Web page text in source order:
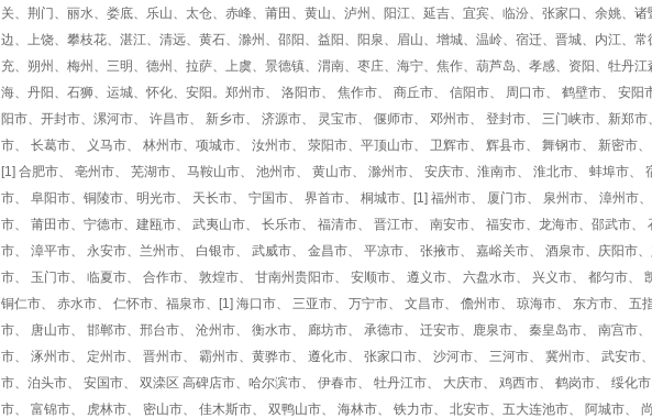
关、荆门、丽水、娄底、乐山、太仓、赤峰、莆田、黄山、泸州、阳江、延吉、宜宾、临汾、张家口、余姚、
边、上饶、攀枝花、湛江、清远、黄石、滁州、邵阳、益阳、阳泉、眉山、增城、温岭、宿迁、晋城、内江、
充、朔州、梅州、三明、德州、拉萨、上虞、景德镇、渭南、枣庄、海宁、焦作、葫芦岛、孝感、资阳、牡丹
海、丹阳、石狮、运城、怀化、安阳。郑州市、 洛阳市、 焦作市、 商丘市、 信阳市、 周口市、 鹤壁市、 安阳
阳市、开封市、漯河市、 许昌市、 新乡市、 济源市、 灵宝市、 偃师市、 邓州市、 登封市、 三门峡市、新郑
市、 长葛市、 义马市、 林州市、项城市、 汝州市、 荥阳市、平顶山市、 卫辉市、 辉县市、 舞钢市、 新密市
[1] 合肥市、 亳州市、 芜湖市、 马鞍山市、 池州市、 黄山市、 滁州市、 安庆市、淮南市、 淮北市、 蚌埠市、
市、 阜阳市、铜陵市、明光市、 天长市、 宁国市、 界首市、 桐城市、[1] 福州市、 厦门市、 泉州市、 漳州市
市、 莆田市、宁德市、建瓯市、 武夷山市、 长乐市、 福清市、 晋江市、 南安市、 福安市、龙海市、邵武市、
市、 漳平市、 永安市、兰州市、 白银市、 武威市、 金昌市、 平凉市、 张掖市、 嘉峪关市、 酒泉市、庆阳市
市、 玉门市、 临夏市、 合作市、 敦煌市、 甘南州贵阳市、 安顺市、 遵义市、 六盘水市、 兴义市、 都匀市、
铜仁市、 赤水市、 仁怀市、福泉市、[1] 海口市、 三亚市、 万宁市、 文昌市、 儋州市、 琼海市、 东方市、 五
市、 唐山市、 邯郸市、邢台市、 沧州市、 衡水市、 廊坊市、 承德市、 迁安市、鹿泉市、 秦皇岛市、 南宫市
市、 涿州市、 定州市、 晋州市、 霸州市、黄骅市、 遵化市、 张家口市、 沙河市、 三河市、 冀州市、 武安市
市、泊头市、 安国市、 双滦区 高碑店市、哈尔滨市、 伊春市、 牡丹江市、 大庆市、 鸡西市、 鹤岗市、 绥化
市、 富锦市、 虎林市、 密山市、 佳木斯市、 双鸭山市、 海林市、 铁力市、 北安市、五大连池市、 阿城市、